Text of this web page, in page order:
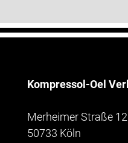
Kompressol-Oel
Merheimer Straße
50733 Köln